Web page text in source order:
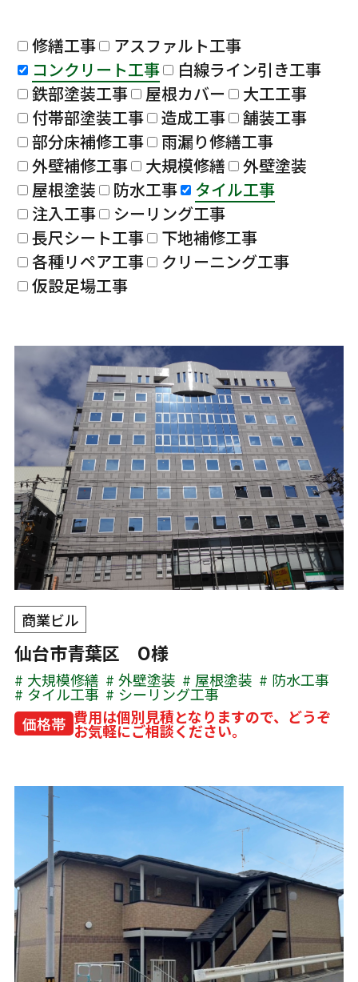
修繕工事
アスファルト工事
コンクリート工事
白線ライン引き工事
鉄部塗装工事
屋根カバー
大工工事
付帯部塗装工事
造成工事
舗装工事
部分床補修工事
雨漏り修繕工事
外壁補修工事
大規模修繕
外壁塗装
屋根塗装
防水工事
タイル工事
注入工事
シーリング工事
長尺シート工事
下地補修工事
各種リペア工事
クリーニング工事
仮設足場工事
商業ビル
仙台市青葉区 O様
大規模修繕 外壁塗装 屋根塗装 防水工事
タイル工事
シーリング工事
価格帯 費用は個別見積となりますので、どうぞ
お気軽にご相談ください。